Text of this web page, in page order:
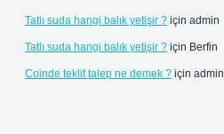
Tatlı suda hangi balık yetişir ? için admin
Tatlı suda hangi balık yetişir ? için Berfin
Coinde teklif talep ne demek ? için admin